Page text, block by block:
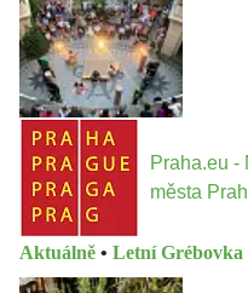
Praha.eu -
města
Aktuálně • Letní Grébovka